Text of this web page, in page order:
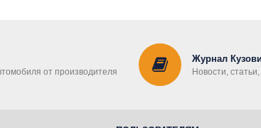
от производителя
Журнал
Новости,